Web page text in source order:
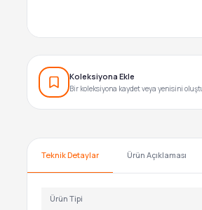
Koleksiyona Ekle
Bir koleksiyona kaydet veya yenisini
Teknik Detaylar Ürün Açıklaması
Ürün Tipi